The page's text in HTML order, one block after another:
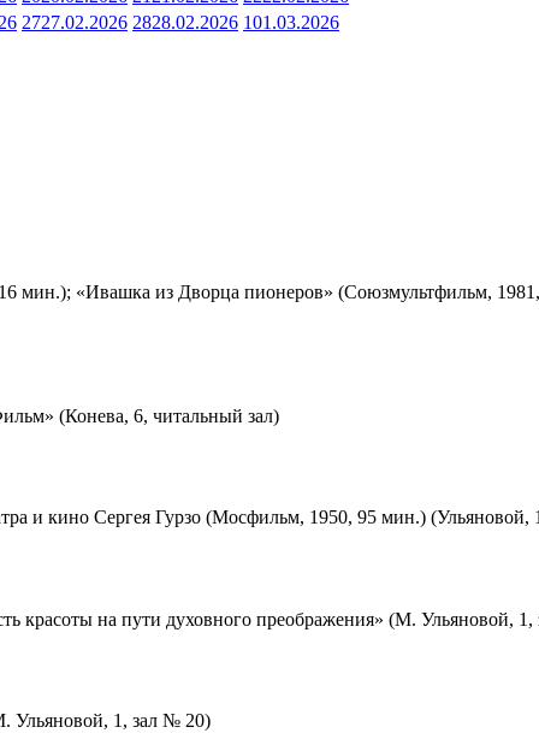
2727.02.2026 2828.02.2026 101.03.2026
мин.); «Ивашка из Дворца пионеров» (Союзмультфильм,
(Конева, 6, читальный зал)
и кино Сергея Гурзо (Мосфильм, 1950, 95 мин.) (Ульяновой,
красоты на пути духовного преображения» (М. Ульяновой,
Ульяновой, 1, зал № 20)